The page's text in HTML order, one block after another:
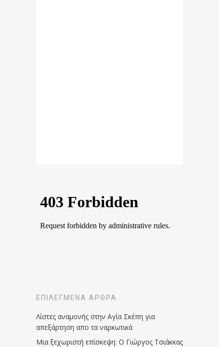
ΕΠΙΛΕΓΜΈΝΑ ΆΡΘΡΑ
Λίστες αναμονής στην Αγία Σκέπη για
απεξάρτηση απο τα ναρκωτικά
Μια ξεχωριστή επίσκεψη: Ο Γιώργος Τσιάκκας